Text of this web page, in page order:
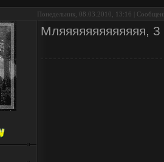
Понедельник, 08.03.2010, 13:16 |
Мляяяяяяяяяяяяя,